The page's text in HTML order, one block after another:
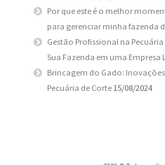
Por que este é o melhor
para gerenciar minha fazenda
Gestão Profissional na
Sua Fazenda em uma Empresa
Brincagem do Gado:
Pecuária de Corte 15/08/2024